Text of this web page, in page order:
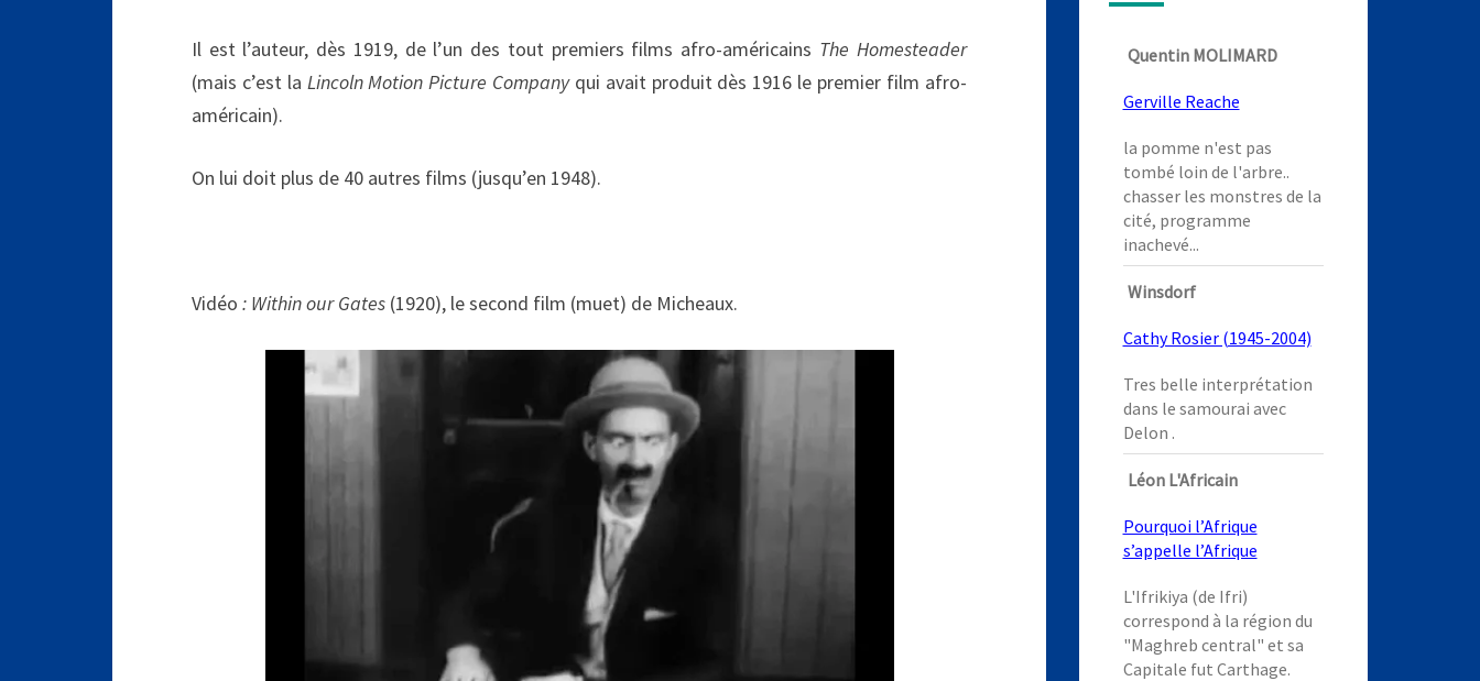
Il est l’auteur, dès 1919, de l’un des tout premiers films afro-américains The Homesteader
(mais c’est la Lincoln Motion Picture Company qui avait produit dès 1916 le premier film afro-
américain).
On lui doit plus de 40 autres films (jusqu’en 1948).
Vidéo : Within our Gates (1920), le second film (muet) de Micheaux.
Quentin MOLIMARD
Gerville Reache
la pomme n'est pas
tombé loin de l'arbre..
chasser les monstres de la
cité, programme
inachevé...
Winsdorf
Cathy Rosier (1945-2004)
Tres belle interprétation
dans le samourai avec
Delon .
Léon L'Africain
Pourquoi l’Afrique
s’appelle l’Afrique
L'Ifrikiya (de Ifri)
correspond à la région du
"Maghreb central" et sa
Capitale fut Carthage.